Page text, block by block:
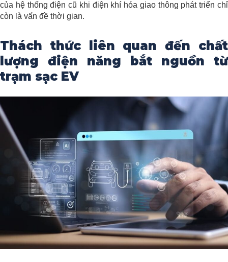
của hệ thống điện cũ khi điện khí hóa giao thông phát triển chỉ
còn là vấn đề thời gian.
Thách thức liên quan đến chất
lượng điện năng bắt nguồn từ
trạm sạc EV